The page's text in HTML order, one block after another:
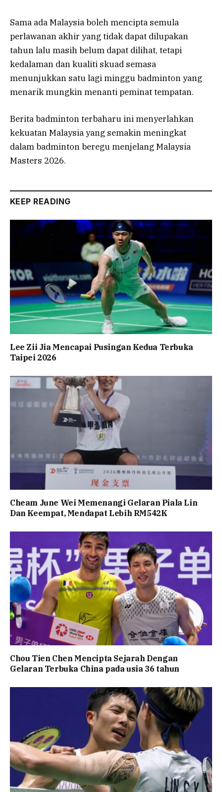
Sama ada Malaysia boleh mencipta semula
perlawanan akhir yang tidak dapat dilupakan
tahun lalu masih belum dapat dilihat, tetapi
kedalaman dan kualiti skuad semasa
menunjukkan satu lagi minggu badminton yang
menarik mungkin menanti peminat tempatan.
Berita badminton terbaharu ini menyerlahkan
kekuatan Malaysia yang semakin meningkat
dalam badminton beregu menjelang Malaysia
Masters 2026.
KEEP READING
Lee Zii Jia Mencapai Pusingan Kedua Terbuka
Taipei 2026
Cheam June Wei Memenangi Gelaran Piala Lin
Dan Keempat, Mendapat Lebih RM542K
Chou Tien Chen Mencipta Sejarah Dengan
Gelaran Terbuka China pada usia 36 tahun